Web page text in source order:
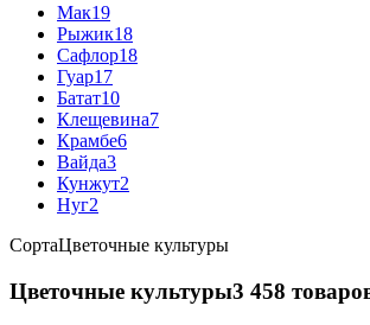
Мак19
Рыжик18
Сафлор18
Гуар17
Батат10
Клещевина7
Крамбе6
Вайда3
Кунжут2
Нуг2
СортаЦветочные культуры
Цветочные культуры3 458